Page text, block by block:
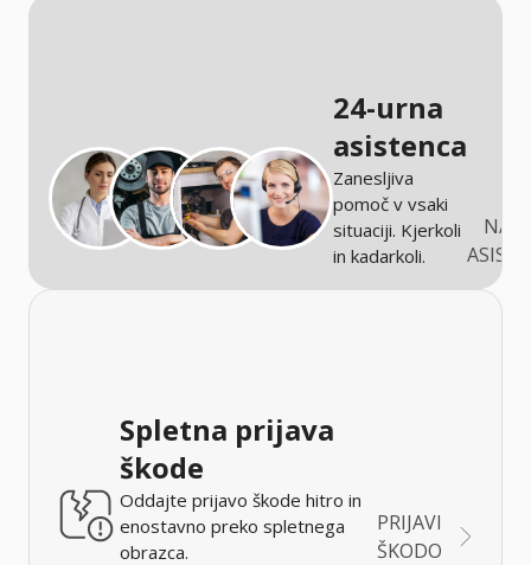
24-urna
asistenca
Zanesljiva
pomoč v vsaki
situaciji. Kjerkoli
in kadarkoli.
Spletna prijava
škode
Oddajte prijavo škode hitro in
enostavno preko spletnega
obrazca.
PRIJAVI
ŠKODO